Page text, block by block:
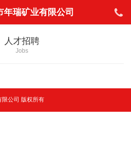
年瑞矿业有限公司
人才招聘
Jobs
公司 版权所有